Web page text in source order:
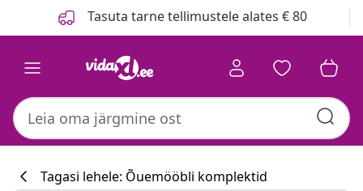
Tasuta tarne tellimustele alates € 80
Tagasi lehele: Õuemööbli komplektid